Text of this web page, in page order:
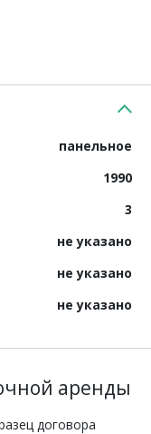
панельное
1990
3
не указано
не указано
не указано
аренды
договора